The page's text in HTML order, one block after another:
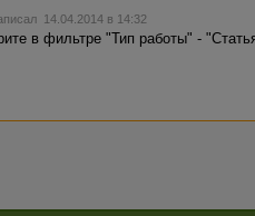
14.04.2014 в 14:32
в фильтре "Тип работы" -